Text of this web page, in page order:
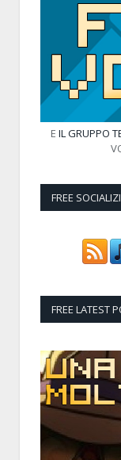
E IL GRUPPO
FREE
FREE LATEST